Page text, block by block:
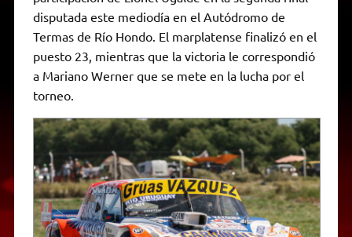
p
p
r
a
m
r
o
o
k
g
e
i
n
k
r
i
n
d
l
disputada este mediodía en el Autódromo de
Termas de Río Hondo. El marplatense finalizó en el
puesto 23, mientras que la victoria le correspondió
a Mariano Werner que se mete en la lucha por el
torneo.